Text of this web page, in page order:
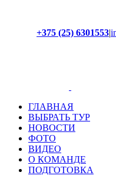
+375 (25) 6301553|
ГЛАВНАЯ
ВЫБРАТЬ ТУР
НОВОСТИ
ФОТО
ВИДЕО
О КОМАНДЕ
ПОДГОТОВКА